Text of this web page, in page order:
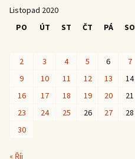
Listopad 2020
PO
ÚT ST ČT PÁ SO
2
3 4 5 6 7
9
10 11 12 13 14
16
17 18 19 20 21
23
24 25 26 27 28
30
« Říj